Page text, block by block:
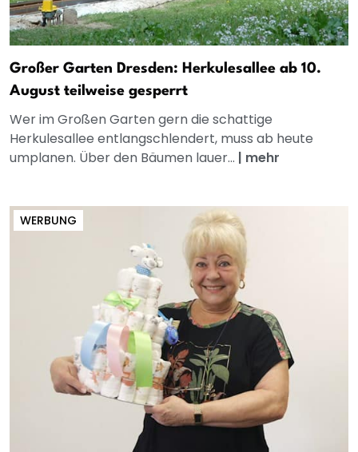
Großer Garten Dresden: Herkulesallee ab 10.
August teilweise gesperrt
Wer im Großen Garten gern die schattige
Herkulesallee entlangschlendert, muss ab heute
umplanen. Über den Bäumen lauer... | mehr
WERBUNG